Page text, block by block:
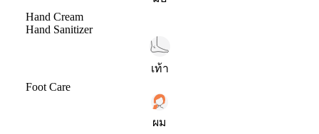
Hand Cream
Hand Sanitizer
เท้า
Foot Care
ผม